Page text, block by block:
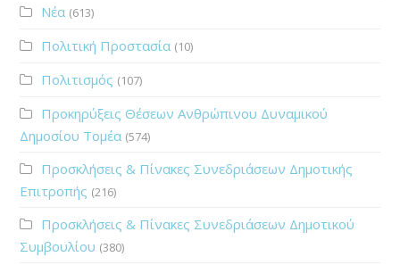
Νέα (613)
Πολιτική Προστασία (10)
Πολιτισμός (107)
Προκηρύξεις Θέσεων Ανθρώπινου Δυναμικού
Δημοσίου Τομέα (574)
Προσκλήσεις & Πίνακες Συνεδριάσεων Δημοτικής
Επιτροπής (216)
Προσκλήσεις & Πίνακες Συνεδριάσεων Δημοτικού
Συμβουλίου (380)